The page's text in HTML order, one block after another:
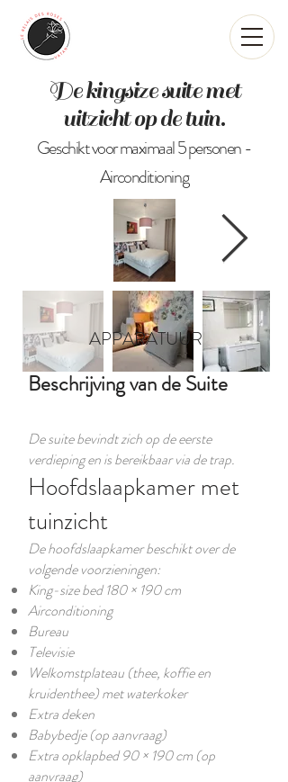
De kingsize suite met
uitzicht op de tuin.
Geschikt voor maximaal 5 personen -
Airconditioning
APPARATUUR
Beschrijving van de Suite
De suite bevindt zich op de eerste
verdieping en is bereikbaar via de trap.
Hoofdslaapkamer met
tuinzicht
De hoofdslaapkamer beschikt over de
volgende voorzieningen:
King-size bed 180 × 190 cm
Airconditioning
Bureau
Televisie
Welkomstplateau (thee, koffie en
kruidenthee) met waterkoker
Extra deken
Babybedje (op aanvraag)
Extra opklapbed 90 × 190 cm (op
aanvraag)